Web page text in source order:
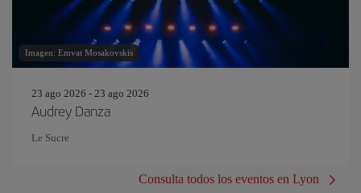
Imagen: Emvat Mosakovskis
23 ago 2026 - 23 ago 2026
Audrey Danza
Le Sucre
Consulta todos los eventos en Lyon